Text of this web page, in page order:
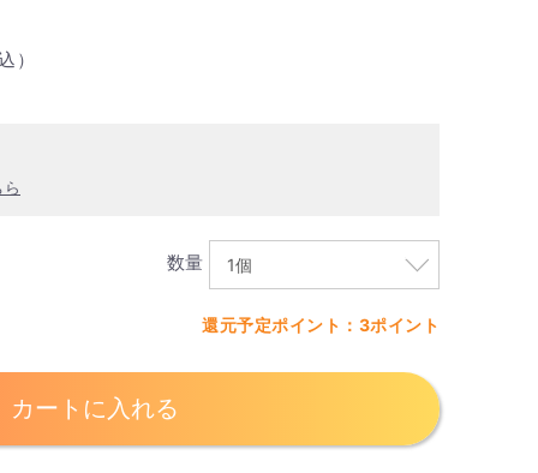
）
数量
還元予定ポイント：3ポイント
カートに入れる